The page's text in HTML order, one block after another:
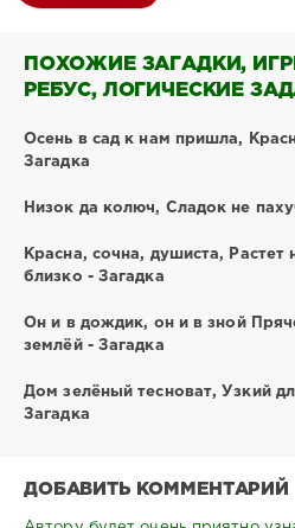
ПОХОЖИЕ ЗАГАДКИ,
РЕБУС, ЛОГИЧЕСКИЕ
Осень в сад к нам пришла,
Загадка
Низок да колюч, Сладок не
Красна, сочна, душиста, Растет
близко - Загадка
Он и в дождик, он и в зной
землёй - Загадка
Дом зелёный тесноват, Узкий
Загадка
ДОБАВИТЬ КОММЕНТАРИЙ